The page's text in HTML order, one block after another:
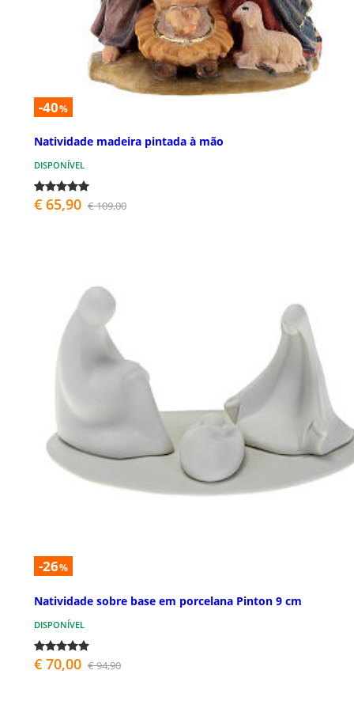
-40%
Natividade madeira pintada à mão
DISPONÍVEL
€ 65,90 € 109,00
-26%
Natividade sobre base em porcelana Pinton 9 cm
DISPONÍVEL
€ 70,00 € 94,90